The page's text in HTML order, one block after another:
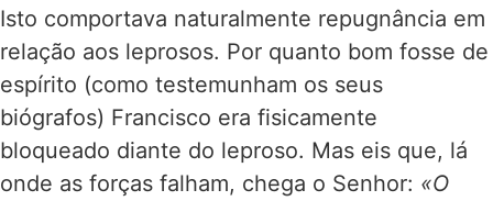
Isto comportava naturalmente repugnância em
relação aos leprosos. Por quanto bom fosse de
espírito (como testemunham os seus
biógrafos) Francisco era fisicamente
bloqueado diante do leproso. Mas eis que, lá
onde as forças falham, chega o Senhor: «O